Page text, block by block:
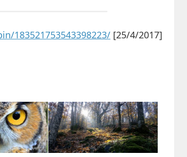
183521753543398223/ [25/4/2017]